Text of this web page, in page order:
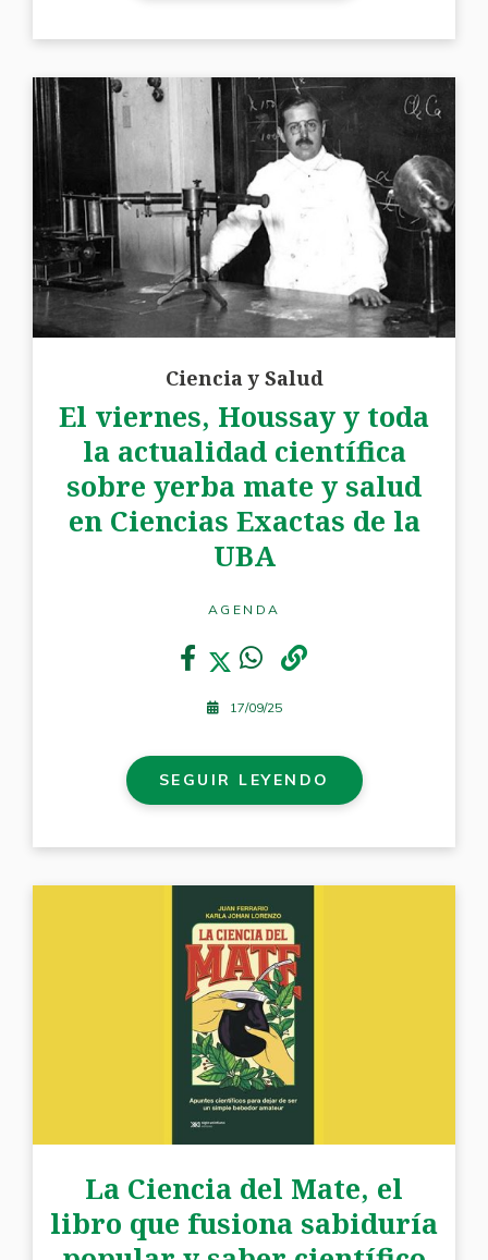
Ciencia y Salud
El viernes, Houssay y toda
la actualidad científica
sobre yerba mate y salud
en Ciencias Exactas de la
UBA
AGENDA
17/09/25
SEGUIR LEYENDO
La Ciencia del Mate, el
libro que fusiona sabiduría